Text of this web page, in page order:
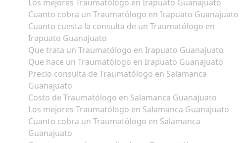
Los mejores Traumatólogo en Irapuato Guanajuato
Cuanto cobra un Traumatólogo en Irapuato Guanajuato
Cuanto cuesta la consulta de un Traumatólogo en
Irapuato Guanajuato
Que trata un Traumatólogo en Irapuato Guanajuato
Que hace un Traumatólogo en Irapuato Guanajuato
Precio consulta de Traumatólogo en Salamanca
Guanajuato
Costo de Traumatólogo en Salamanca Guanajuato
Los mejores Traumatólogo en Salamanca Guanajuato
Cuanto cobra un Traumatólogo en Salamanca
Guanajuato